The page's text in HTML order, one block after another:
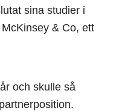
sina studier i
& Co, ett
och skulle så